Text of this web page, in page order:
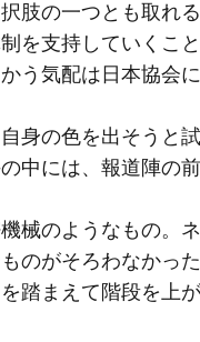
肢の一つとも取れ
を支持していくこ
う気配は日本協会に
の色を出そうと試
中には、報道陣の
械のようなもの。
のがそろわなかっ
踏まえて階段を上